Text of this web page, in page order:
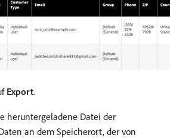
Export.
heruntergeladene Datei der
an dem Speicherort, der von